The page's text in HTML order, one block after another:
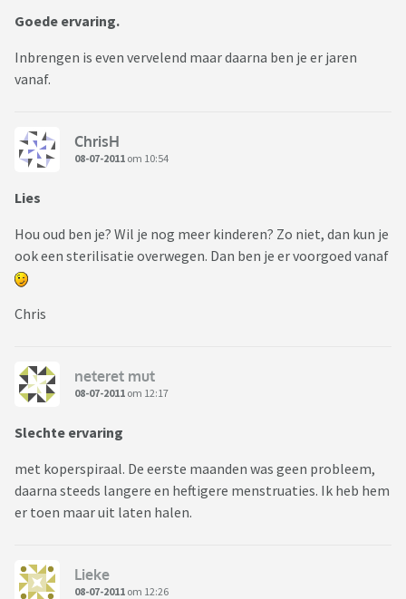
Goede ervaring.
Inbrengen is even vervelend maar daarna ben je er jaren
vanaf.
ChrisH
08-07-2011 om 10:54
Lies
Hou oud ben je? Wil je nog meer kinderen? Zo niet, dan kun je
ook een sterilisatie overwegen. Dan ben je er voorgoed vanaf
Chris
neteret mut
08-07-2011 om 12:17
Slechte ervaring
met koperspiraal. De eerste maanden was geen probleem,
daarna steeds langere en heftigere menstruaties. Ik heb hem
er toen maar uit laten halen.
Lieke
08-07-2011 om 12:26